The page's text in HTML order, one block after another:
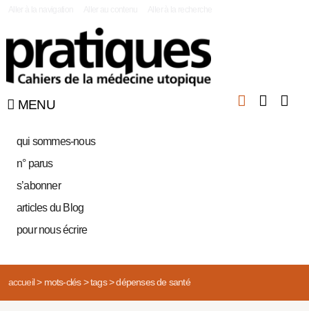
MENU
qui sommes-nous
n° parus
s’abonner
articles du Blog
pour nous écrire
accueil> mots-clés> tags> dépenses de santé